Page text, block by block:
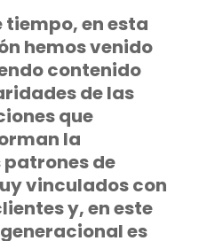
tiempo, en esta
hemos venido
contenido
de las
que
la
patrones de
vinculados con
y, en este
es